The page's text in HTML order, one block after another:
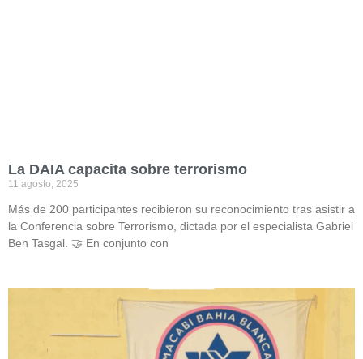
La DAIA capacita sobre terrorismo
11 agosto, 2025
Más de 200 participantes recibieron su reconocimiento tras asistir a
la Conferencia sobre Terrorismo, dictada por el especialista Gabriel
Ben Tasgal. 🤝 En conjunto con